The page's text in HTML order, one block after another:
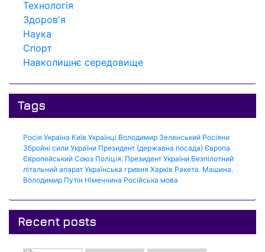
Технологія
Здоров'я
Наука
Спорт
Навколишнє середовище
Tags
Росія Україна Київ Українці Володимир Зеленський Росіяни
Збройні сили України Президент (державна посада) Європа
Європейський Союз Поліція. Президент України Безпілотний
літальний апарат Українська гривня Харків Ракета. Машина.
Володимир Путін Німеччина Російська мова
Recent posts